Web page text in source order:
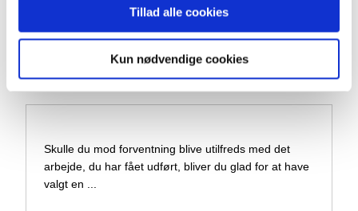
Tillad alle cookies
Kun nødvendige cookies
wulffbyg@wulffbyg.dk
​Skulle du mod forventning blive utilfreds med det
arbejde, du har fået udført, bliver du glad for at have
valgt en ...